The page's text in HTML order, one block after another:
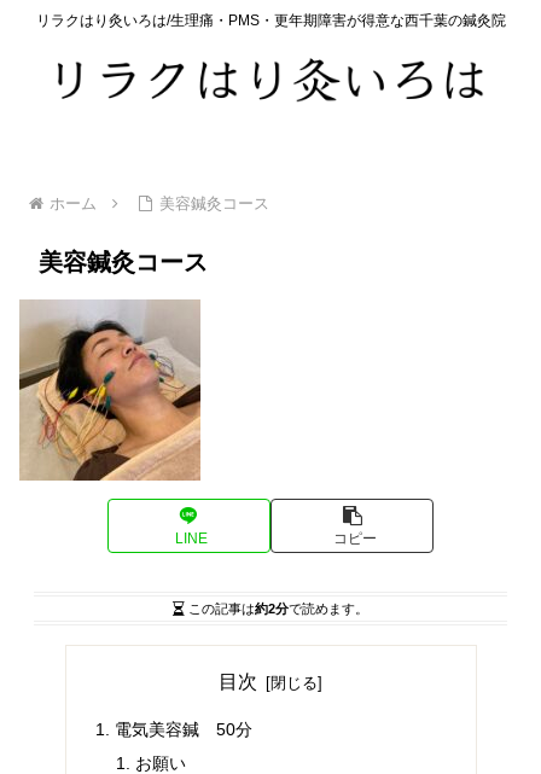
リラクはり灸いろは/生理痛・PMS・更年期障害が得意な西千葉の鍼灸院
ホーム 美容鍼灸コース
美容鍼灸コース
LINE コピー
この記事は約2分で読めます。
目次
電気美容鍼 50分
お願い